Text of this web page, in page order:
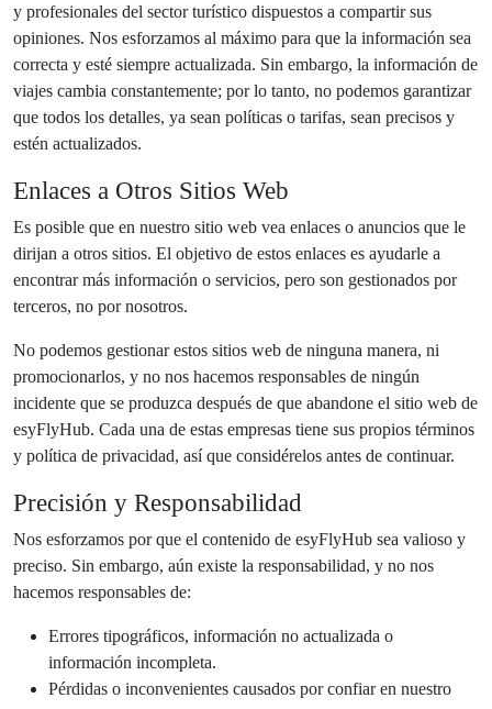
y profesionales del sector turístico dispuestos a compartir sus
opiniones. Nos esforzamos al máximo para que la información sea
correcta y esté siempre actualizada. Sin embargo, la información de
viajes cambia constantemente; por lo tanto, no podemos garantizar
que todos los detalles, ya sean políticas o tarifas, sean precisos y
estén actualizados.
Enlaces a Otros Sitios Web
Es posible que en nuestro sitio web vea enlaces o anuncios que le
dirijan a otros sitios. El objetivo de estos enlaces es ayudarle a
encontrar más información o servicios, pero son gestionados por
terceros, no por nosotros.
No podemos gestionar estos sitios web de ninguna manera, ni
promocionarlos, y no nos hacemos responsables de ningún
incidente que se produzca después de que abandone el sitio web de
esyFlyHub. Cada una de estas empresas tiene sus propios términos
y política de privacidad, así que considérelos antes de continuar.
Precisión y Responsabilidad
Nos esforzamos por que el contenido de esyFlyHub sea valioso y
preciso. Sin embargo, aún existe la responsabilidad, y no nos
hacemos responsables de:
Errores tipográficos, información no actualizada o
información incompleta.
Pérdidas o inconvenientes causados por confiar en nuestro